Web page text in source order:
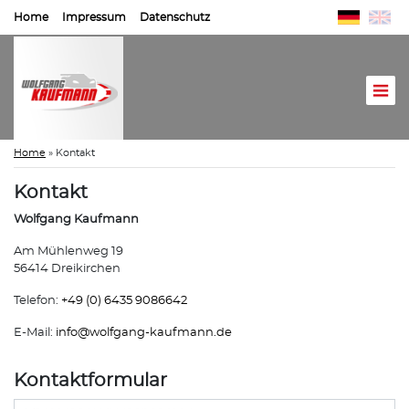
Home Impressum Datenschutz
Home » Kontakt
Kontakt
Wolfgang Kaufmann
Am Mühlenweg 19
56414 Dreikirchen
Telefon: +49 (0) 6435 9086642
E-Mail: info@wolfgang-kaufmann.de
Kontaktformular